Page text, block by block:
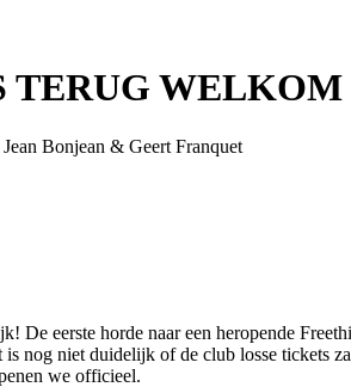
TERUG
Bonjean & Geert Franquet
De eerste horde naar een heropende
is nog niet duidelijk of de club losse tickets
we officieel.